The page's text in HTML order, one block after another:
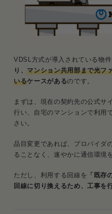
VDSL方式が導入されている物件
り、マンション共用部まで光フ
いるケースがあるのです。
まずは、現在の契約先の公式サ
行い、自宅のマンションで利用
さい。
品目変更であれば、プロバイダ
ることなく、速やかに通信環境
ただし、利用する回線を 「既存
回線に切り換えるため、工事を